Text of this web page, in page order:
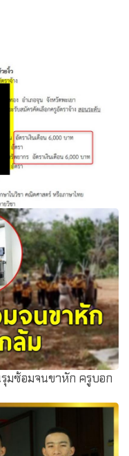
เงินเดือน 6,000.- บาท
มซ้อมจนขาหัก ครูบอก